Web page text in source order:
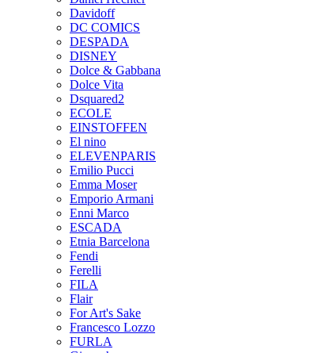
Davidoff
DC COMICS
DESPADA
DISNEY
Dolce & Gabbana
Dolce Vita
Dsquared2
ECOLE
EINSTOFFEN
El nino
ELEVENPARIS
Emilio Pucci
Emma Moser
Emporio Armani
Enni Marco
ESCADA
Etnia Barcelona
Fendi
Ferelli
FILA
Flair
For Art's Sake
Francesco Lozzo
FURLA